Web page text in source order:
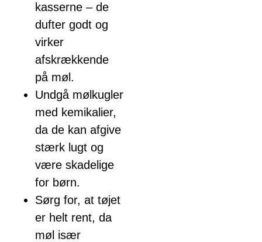
kasserne – de
dufter godt og
virker
afskrækkende
på møl.
Undgå mølkugler
med kemikalier,
da de kan afgive
stærk lugt og
være skadelige
for børn.
Sørg for, at tøjet
er helt rent, da
møl især